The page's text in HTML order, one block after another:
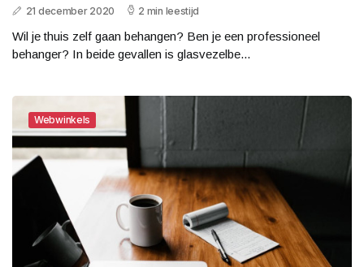
21 december 2020 2 min leestijd
Wil je thuis zelf gaan behangen? Ben je een professioneel
behanger? In beide gevallen is glasvezelbe...
Webwinkels